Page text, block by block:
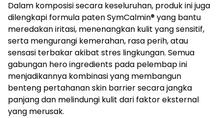
Dalam komposisi secara keseluruhan, produk ini juga
dilengkapi formula paten SymCalmin® yang bantu
meredakan iritasi, menenangkan kulit yang sensitif,
serta mengurangi kemerahan, rasa perih, atau
sensasi terbakar akibat stres lingkungan. Semua
gabungan hero ingredients pada pelembap ini
menjadikannya kombinasi yang membangun
benteng pertahanan skin barrier secara jangka
panjang dan melindungi kulit dari faktor eksternal
yang merusak.